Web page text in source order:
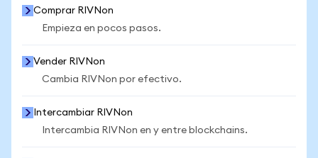
Comprar RIVNon
Empieza en pocos pasos.
Vender RIVNon
Cambia RIVNon por efectivo.
Intercambiar RIVNon
Intercambia RIVNon en y entre blockchains.